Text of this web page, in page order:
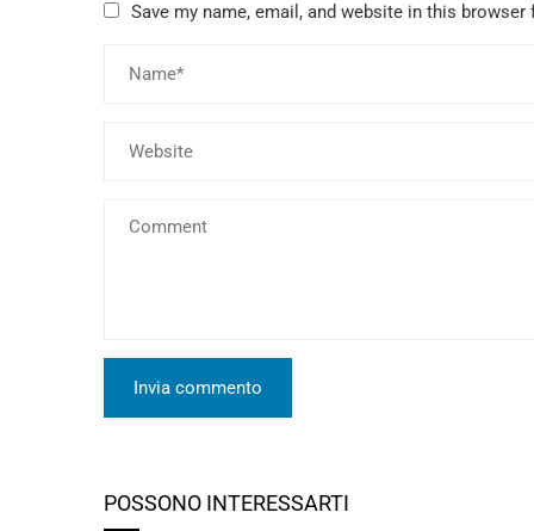
Save my name, email, and website in this
POSSONO INTERESSARTI